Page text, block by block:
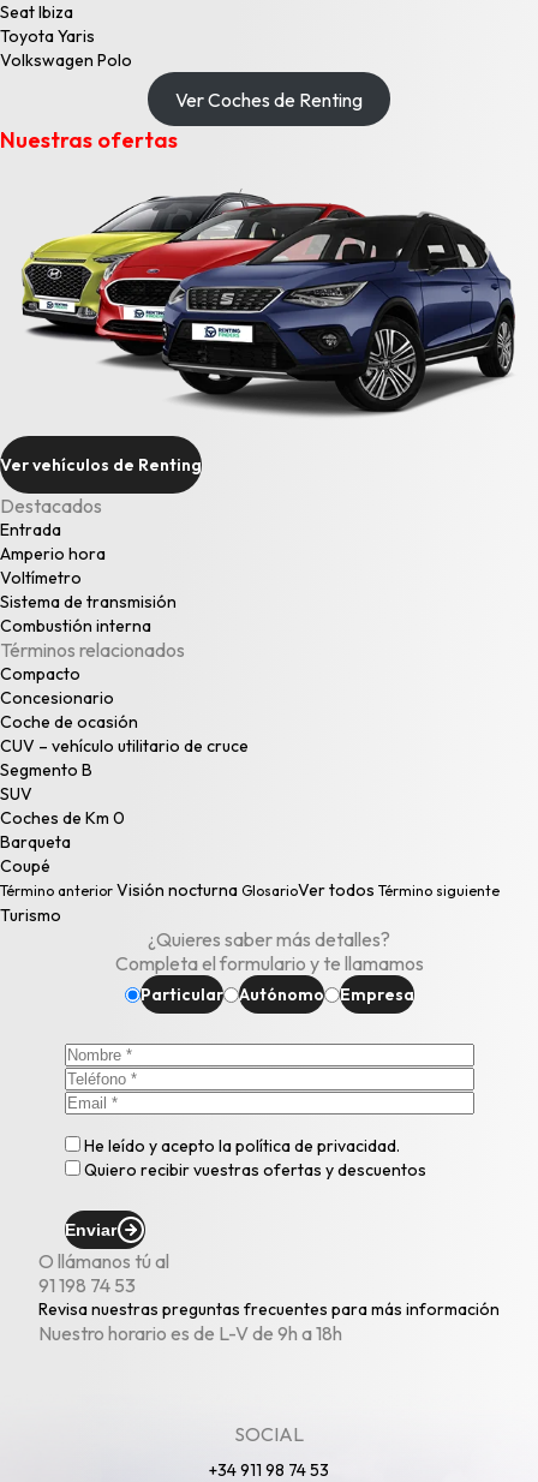
Seat Ibiza
Toyota Yaris
Volkswagen Polo
Ver Coches de Renting
Nuestras ofertas
Ver vehículos de Renting
Destacados
Entrada
Amperio hora
Voltímetro
Sistema de transmisión
Combustión interna
Términos relacionados
Compacto
Concesionario
Coche de ocasión
CUV – vehículo utilitario de cruce
Segmento B
SUV
Coches de Km 0
Barqueta
Coupé
Término anterior Visión nocturna GlosarioVer todos Término siguiente
Turismo
¿Quieres saber más detalles?
Completa el formulario y te llamamos
Particular Autónomo Empresa
He leído y acepto lapolítica de privacidad.
Quiero recibir vuestras ofertas y descuentos
Enviar
O llámanos tú al
91 198 74 53
Revisa nuestras preguntas frecuentes para más información
Nuestro horario es de L-V de 9h a 18h
SOCIAL
+34 911 98 74 53